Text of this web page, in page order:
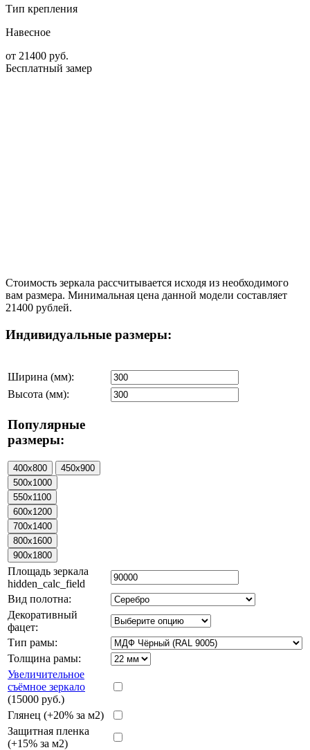
Тип крепления
Навесное
от 21400 руб.
Бесплатный замер
Стоимость зеркала рассчитывается исходя из необходимого
вам размера. Минимальная цена данной модели составляет
21400 рублей.
Индивидуальные размеры:
Ширина (мм):
Высота (мм):
Популярные
размеры:
Площадь зеркала
hidden_calc_field
Вид полотна:
Декоративный
фацет:
Тип рамы:
Толщина рамы:
Увеличительное
съёмное зеркало
(15000 руб.)
Глянец (+20% за м2)
Защитная пленка
(+15% за м2)